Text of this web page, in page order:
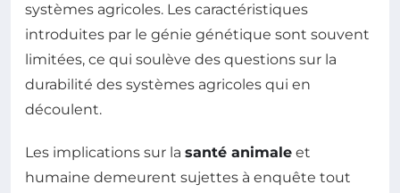
systèmes agricoles. Les caractéristiques
introduites par le génie génétique sont souvent
limitées, ce qui soulève des questions sur la
durabilité des systèmes agricoles qui en
découlent.
Les implications sur la santé animale et
humaine demeurent sujettes à enquête tout